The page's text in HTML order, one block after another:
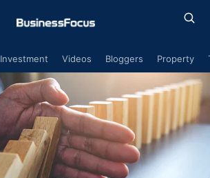
Investment Videos Bloggers Property